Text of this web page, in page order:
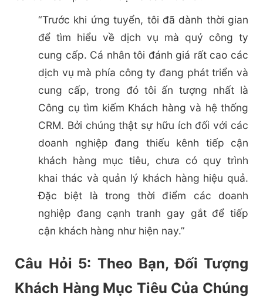
“Trước khi ứng tuyển, tôi đã dành thời gian
để tìm hiểu về dịch vụ mà quý công ty
cung cấp. Cá nhân tôi đánh giá rất cao các
dịch vụ mà phía công ty đang phát triển và
cung cấp, trong đó tôi ấn tượng nhất là
Công cụ tìm kiếm Khách hàng và hệ thống
CRM. Bởi chúng thật sự hữu ích đối với các
doanh nghiệp đang thiếu kênh tiếp cận
khách hàng mục tiêu, chưa có quy trình
khai thác và quản lý khách hàng hiệu quả.
Đặc biệt là trong thời điểm các doanh
nghiệp đang cạnh tranh gay gắt để tiếp
cận khách hàng như hiện nay.”
Câu Hỏi 5: Theo Bạn, Đối Tượng
Khách Hàng Mục Tiêu Của Chúng